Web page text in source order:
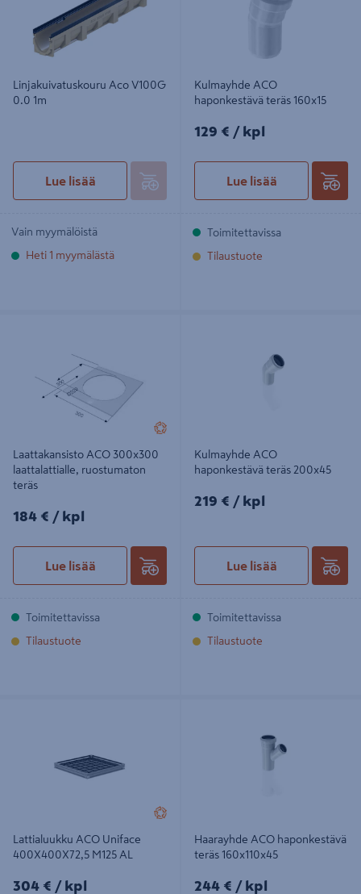
Linjakuivatuskouru Aco V100G
0.0 1m
Lue lisää
Vain myymälöistä
Heti 1 myymälästä
Kulmayhde ACO
haponkestävä teräs 160x15
129€/kpl
129 € / kpl
Lue lisää
Toimitettavissa
Tilaustuote
Laattakansisto ACO 300x300
laattalattialle, ruostumaton
teräs
184€/kpl
184 € / kpl
Lue lisää
Toimitettavissa
Tilaustuote
Kulmayhde ACO
haponkestävä teräs 200x45
219€/kpl
219 € / kpl
Lue lisää
Toimitettavissa
Tilaustuote
Lattialuukku ACO Uniface
400X400X72,5 M125 AL
304€/kpl
304 € / kpl
Haarayhde ACO haponkestävä
teräs 160x110x45
244€/kpl
244 € / kpl